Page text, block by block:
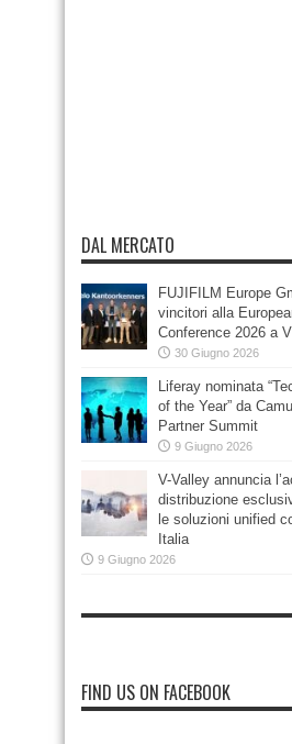
DAL MERCATO
FUJIFILM Europe
vincitori alla
Conference 2026 a
30 Giugno 2026
Liferay nominata
of the Year” da
Partner Summit
9 Giugno 2026
V-Valley annuncia
distribuzione
le soluzioni unified
Italia
9 Giugno 2026
FIND US ON FACEBOOK